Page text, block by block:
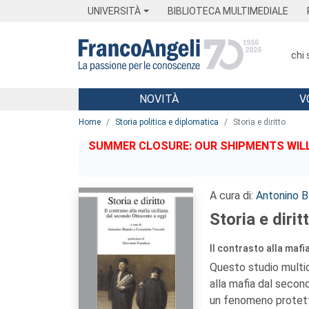
UNIVERSITÀ BIBLIOTECA MULTIMEDIALE
chi
Menu
NOVITÀ
Home Storia politica e diplomatica Storia e diritto
SUMMER CLOSURE: OUR SHIPMENTS
A cura di: Antonino
Storia e
Il contrasto alla
Questo studio
alla mafia dal
un fenomeno